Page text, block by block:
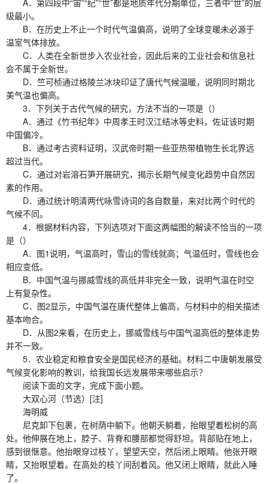
级最小。
B．在历史上不止一个时代气温偏高，说明了全球变暖未必源于
温室气体排放。
C．人类在全新世步入农业社会，因此后来的工业社会和信息社
会不属于全新世。
D．竺可桢通过格陵兰冰块印证了唐代气候温暖，说明同时期北
美气温也偏高。
3．下列关于古代气候的研究，方法不当的一项是（）
A．通过《竹书纪年》中周孝王时汉江结冰等史料，佐证该时期
中国偏冷。
B．通过考古资料证明，汉武帝时期一些亚热带植物生长北界远
超过当代。
C．通过对岩溶石笋开展研究，揭示长期气候变化趋势中自然因
素的作用。
D．通过统计明清两代咏雪诗词的各自数量，来对比两个时代的
气候不同。
4．根据材料内容，下列选项对下面这两幅图的解读不恰当的一项
是（）
A．图1说明，气温高时，雪山的雪线就高；气温低时，雪线也会
相应变低。
B．中国气温与挪威雪线的高低并非完全一致，说明气温在时空
上有复杂性。
C．图2显示，中国气温在唐代整体上偏高，与材料中的相关描述
基本吻合。
D．从图2来看，在历史上，挪威雪线与中国气温高低的整体走势
并不一致。
5．农业稳定和粮食安全是国民经济的基础。材料二中唐朝发展受
气候变化影响的教训，给我国长远发展带来哪些启示？
阅读下面的文字，完成下面小题。
大双心河（节选）[注]
海明威
尼克卸下包裹，在树荫中躺下。他朝天躺着，抬眼望着松树的高
处。他伸展在地上，脖子、背脊和腰部都觉得舒坦。背部贴在地上，
感到很惬意。他抬眼穿过枝丫，望望天空，然后闭上眼睛。他张开眼
睛，又抬眼望着。在高处的枝丫间刮着风。他又闭上眼睛，就此入睡
了。